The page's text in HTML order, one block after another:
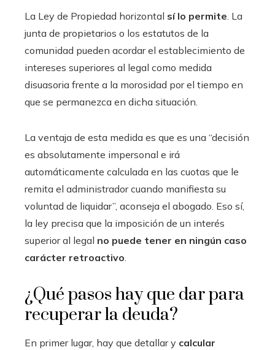
La Ley de Propiedad horizontal sí lo permite. La
junta de propietarios o los estatutos de la
comunidad pueden acordar el establecimiento de
intereses superiores al legal como medida
disuasoria frente a la morosidad por el tiempo en
que se permanezca en dicha situación.
La ventaja de esta medida es que es una “decisión
es absolutamente impersonal e irá
automáticamente calculada en las cuotas que le
remita el administrador cuando manifiesta su
voluntad de liquidar”, aconseja el abogado. Eso sí,
la ley precisa que la imposición de un interés
superior al legal no puede tener en ningún caso
carácter retroactivo.
¿Qué pasos hay que dar para
recuperar la deuda?
En primer lugar, hay que detallar y calcular